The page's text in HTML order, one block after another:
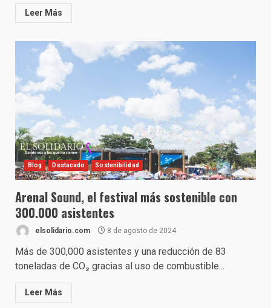
Leer Más
Blog Destacado Sostenibilidad
Arenal Sound, el festival más sostenible con
300.000 asistentes
elsolidario.com 8 de agosto de 2024
Más de 300,000 asistentes y una reducción de 83
toneladas de CO₂ gracias al uso de combustible...
Leer Más